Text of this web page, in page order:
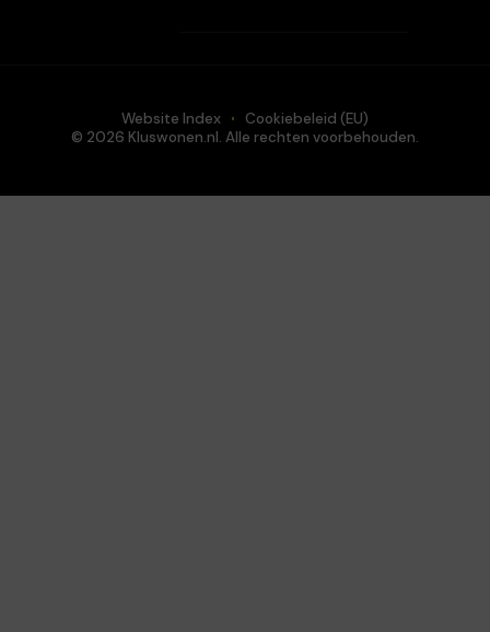
© 2026 Kluswonen.nl. Alle rechten voorbehouden.
Website Index Cookiebeleid (EU)